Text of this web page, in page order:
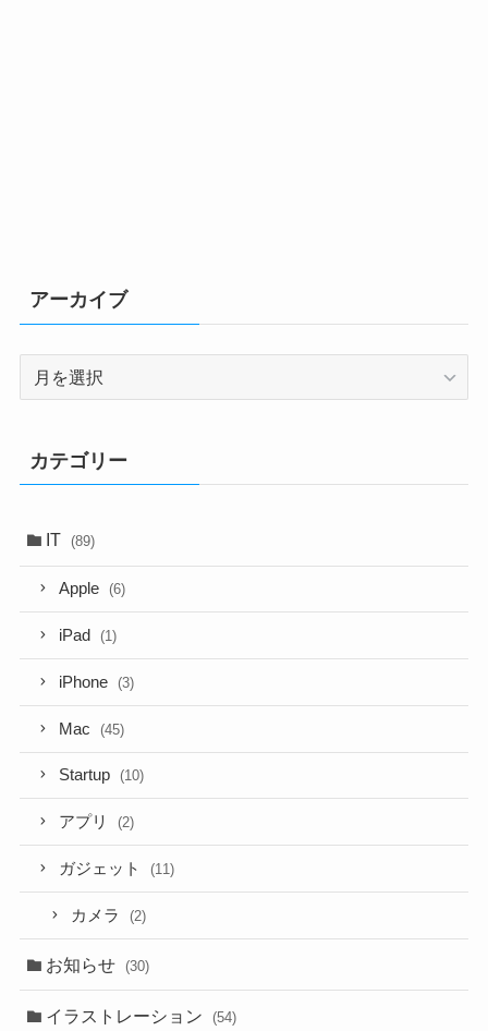
アーカイブ
ブ
カテゴリー
IT (89)
Apple (6)
iPad (1)
iPhone (3)
Mac (45)
Startup (10)
アプリ (2)
ガジェット (11)
カメラ (2)
お知らせ (30)
イラストレーション (54)